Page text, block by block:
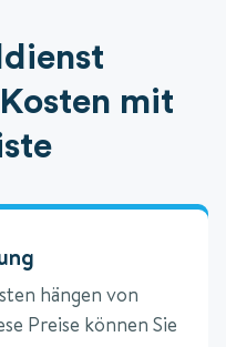
mit
hängen von
Preise können Sie